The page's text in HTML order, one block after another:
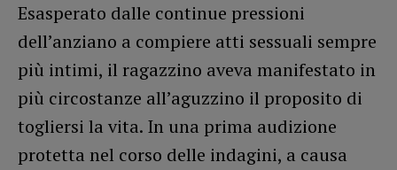
Esasperato dalle continue pressioni
dell’anziano a compiere atti sessuali sempre
più intimi, il ragazzino aveva manifestato in
più circostanze all’aguzzino il proposito di
togliersi la vita. In una prima audizione
protetta nel corso delle indagini, a causa